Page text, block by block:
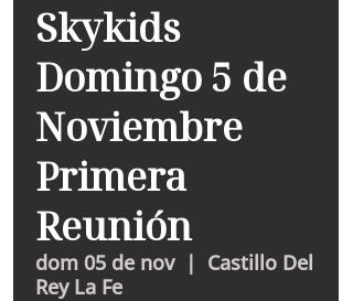
Skykids
Domingo 5 de
Noviembre
Primera
Reunión
dom 05 de nov
  |
Castillo Del
Rey La Fe